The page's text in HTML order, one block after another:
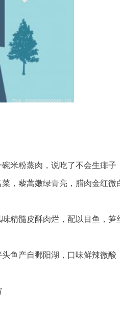
米粉蒸肉，说吃了不会生痱子
，藜蒿嫩绿青亮，腊肉金红微
精髓皮酥肉烂，配以目鱼，笋
鱼产自鄱阳湖，口味鲜辣微酸